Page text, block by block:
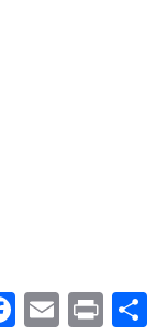
F
E
m
P